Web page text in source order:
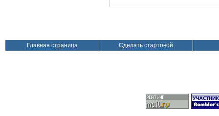
Главная страница Сделать стартовой